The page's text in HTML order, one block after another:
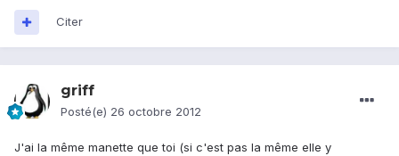
Citer
griff
Posté(e) 26 octobre 2012
J'ai la même manette que toi (si c'est pas la même elle y